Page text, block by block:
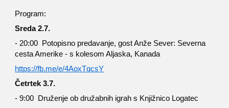
Program:
Sreda 2.7.
- 20:00 Potopisno predavanje, gost Anže Sever: Severna
cesta Amerike - s kolesom Aljaska, Kanada
https://fb.me/e/4AoxTqcsY
Četrtek 3.7.
- 9:00 Druženje ob družabnih igrah s Knjižnico Logatec